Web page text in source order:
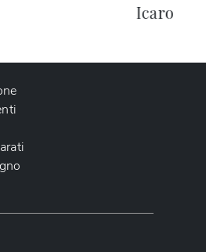
Icaro